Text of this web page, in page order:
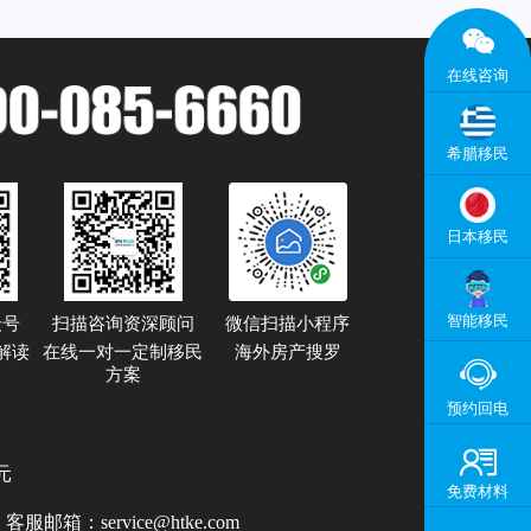
读
扫描咨询资深顾问
在线一对一定制移民
方案
微信扫描小程序
海外房产搜罗
客服邮箱： service@htke.com

在线咨询
希腊移民
日本移民
智能移民

预约回电

免费材料